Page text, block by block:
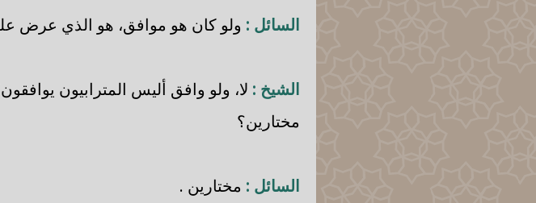
السائل : ولو كان هو موافق، هو الذي عرض
الشيخ : لا، ولو وافق أليس المترابيون
مختارين؟
السائل : مختارين .